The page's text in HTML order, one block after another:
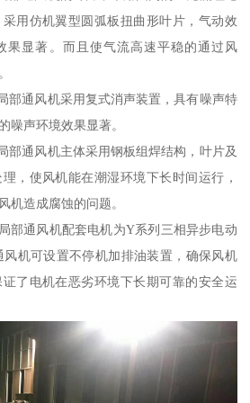
用仿机翼型圆弧板扭曲形叶片，气动效
果显著。而且使气流高速平稳的通过风
部通风机采用复式消声装置，具有噪声特
噪声环境效果显著。
部通风机主体采用钢板组焊结构，叶片及
，使风机能在潮湿环境下长时间运行，
机造成腐蚀的问题。
部通风机配套电机为Y系列三相异步电动
风机可设置不停机加排油装置，确保风机
了电机在恶劣环境下长期可靠的安全运